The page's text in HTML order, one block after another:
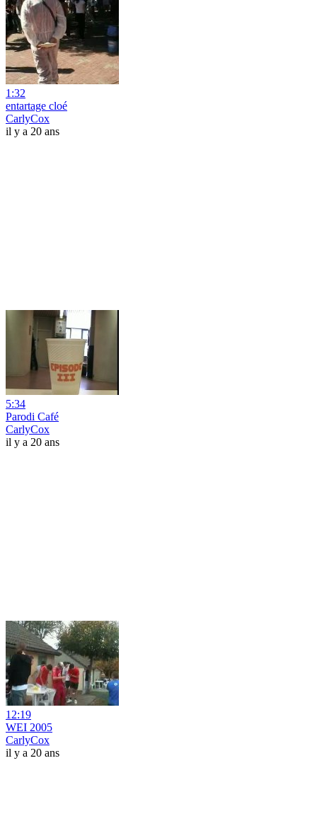
1:32
entartage cloé
CarlyCox
il y a 20 ans
5:34
Parodi Café
CarlyCox
il y a 20 ans
12:19
WEI 2005
CarlyCox
il y a 20 ans